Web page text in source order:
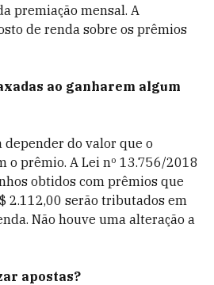
premiação mensal. A
de renda sobre os prêmios
ao ganharem algum
depender do valor que o
o prêmio. A Lei nº 13.756/2018
obtidos com prêmios que
2.112,00 serão tributados em
Não houve uma alteração a
apostas?